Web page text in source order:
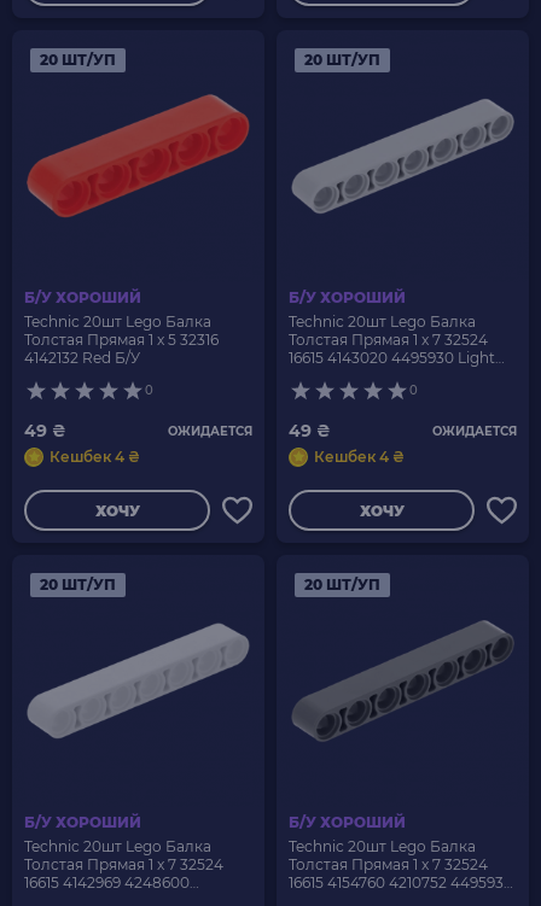
20 ШТ/УП
Б/У ХОРОШИЙ
Technic 20шт Lego Балка
Толстая Прямая 1 x 5 32316
4142132 Red Б/У
0
49 ₴ ОЖИДАЕТСЯ
Кешбек 4 ₴
ХОЧУ
20 ШТ/УП
Б/У ХОРОШИЙ
Technic 20шт Lego Балка
Толстая Прямая 1 x 7 32524
16615 4143020 4495930 Light
0
49 ₴ ОЖИДАЕТСЯ
Кешбек 4 ₴
ХОЧУ
20 ШТ/УП
Б/У ХОРОШИЙ
Technic 20шт Lego Балка
Толстая Прямая 1 x 7 32524
16615 4142969 4248600
20 ШТ/УП
Б/У ХОРОШИЙ
Technic 20шт Lego Балка
Толстая Прямая 1 x 7 32524
16615 4154760 4210752 4495931